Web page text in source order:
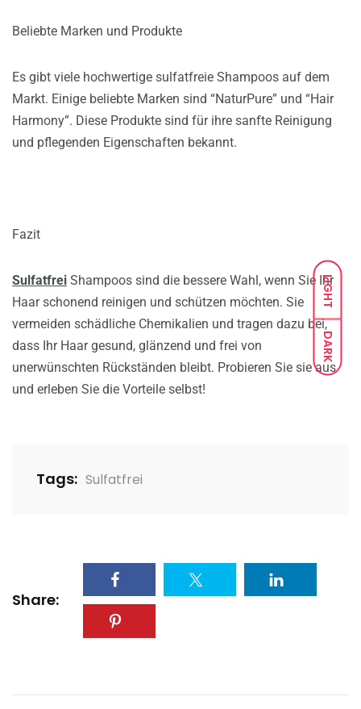
LIGHT
DARK
Beliebte Marken und Produkte
Es gibt viele hochwertige sulfatfreie Shampoos auf dem
Markt. Einige beliebte Marken sind “NaturPure” und “Hair
Harmony”. Diese Produkte sind für ihre sanfte Reinigung
und pflegenden Eigenschaften bekannt.
Fazit
Sulfatfrei Shampoos sind die bessere Wahl, wenn Sie Ihr
Haar schonend reinigen und schützen möchten. Sie
vermeiden schädliche Chemikalien und tragen dazu bei,
dass Ihr Haar gesund, glänzend und frei von
unerwünschten Rückständen bleibt. Probieren Sie sie aus
und erleben Sie die Vorteile selbst!
Tags: Sulfatfrei
Share: